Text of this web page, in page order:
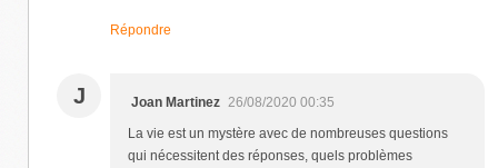
Répondre
J Joan Martinez 26/08/2020 00:35
La vie est un mystère avec de nombreuses questions
qui nécessitent des réponses, quels problèmes